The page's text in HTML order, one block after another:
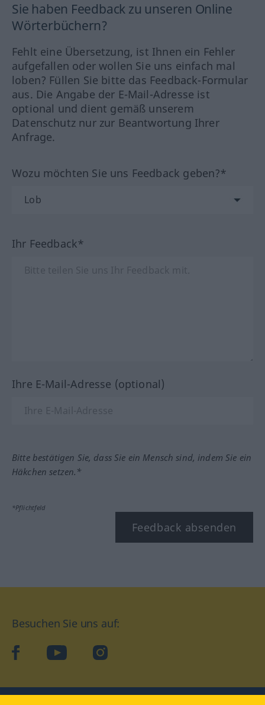
Sie haben Feedback zu unseren Online
Wörterbüchern?
Fehlt eine Übersetzung, ist Ihnen ein Fehler
aufgefallen oder wollen Sie uns einfach mal
loben? Füllen Sie bitte das Feedback-Formular
aus. Die Angabe der E-Mail-Adresse ist
optional und dient gemäß unserem
Datenschutz nur zur Beantwortung Ihrer
Anfrage.
Wozu möchten Sie uns Feedback geben?*
Ihr Feedback*
Ihre E-Mail-Adresse (optional)
Bitte bestätigen Sie, dass Sie ein Mensch sind, indem Sie ein
Häkchen setzen.*
*Pflichtfeld
Feedback absenden
Besuchen Sie uns auf:
facebookYouTube Instagram